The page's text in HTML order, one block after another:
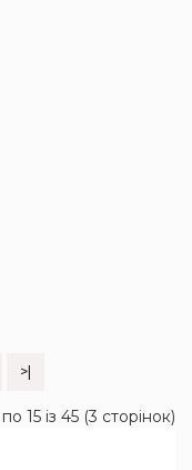
>|
15 із 45 (3 сторінок)